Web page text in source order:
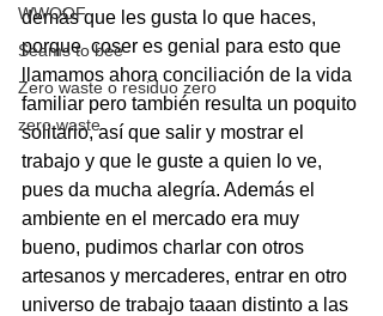
WWOOF
Seams to bee
Zero waste o residuo zero
zero waste
demás que les gusta lo que haces,
porque  coser es genial para esto que
llamamos ahora conciliación de la vida
familiar pero también resulta un poquito
solitario, así que salir y mostrar el
trabajo y que le guste a quien lo ve,
pues da mucha alegría. Además el
ambiente en el mercado era muy
bueno, pudimos charlar con otros
artesanos y mercaderes, entrar en otro
universo de trabajo taaan distinto a las